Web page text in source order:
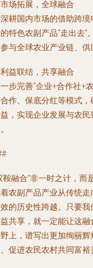
场拓展，全球融合
耕国内市场的借助跨
特色农副产品“走出去
与全球农业产业链、供
益联结，共享融合
步完善“企业+合作社+
作、保底分红等模式
，实现企业发展与农
鞍融合”非一时之计，
农副产品产业从传统
的历史性跨越。只要
共享，就一定能让这
上，谱写出更加绚丽
促进农民农村共同富裕